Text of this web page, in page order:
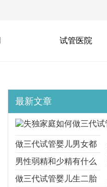
试管医院
最新文章
做三代试管婴儿男女都
要准备什么？本文跟你
说明一切
男性弱精和少精有什么
区别？能不能做三代试
做三代试管婴儿生二胎